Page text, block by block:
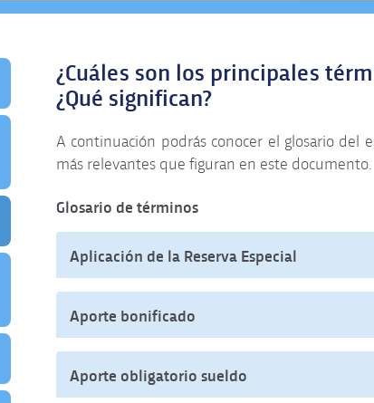
¿Cuáles son los principales
¿Qué significan?
A continuación podrás conocer el glosario del
más relevantes que figuran en este documento.
Glosario de términos
Aplicación de la Reserva Especial
Aporte bonificado
Aporte obligatorio sueldo